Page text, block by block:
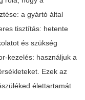
a gyártó által
tisztítás: hetente
és szükség
kezelés: használjuk a
Ezek az
élettartamát